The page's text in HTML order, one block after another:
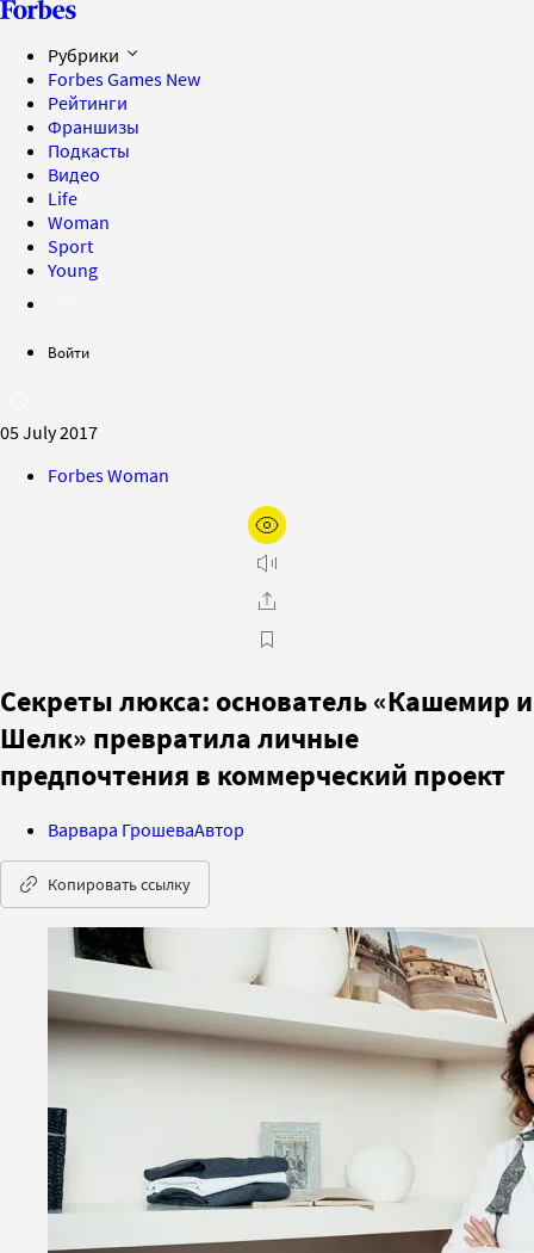
Рубрики
Forbes Games New
Рейтинги
Франшизы
Подкасты
Видео
Life
Woman
Sport
Young
Войти
05 July 2017
Forbes Woman
Секреты люкса: основатель «Кашемир и
Шелк» превратила личные
предпочтения в коммерческий проект
Варвара ГрошеваАвтор
Копировать ссылку